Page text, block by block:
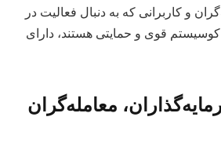
و کاربرانی که به دنبال فعالیت در
قوی و حمایتی هستند، دارای
معامله‌گران